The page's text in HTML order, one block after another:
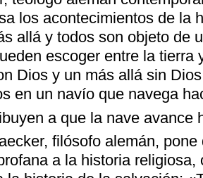
los acontecimientos de la
allá y todos son objeto de
escoger entre la tierra
Dios y un más allá sin
en un navío que navega
a que la nave avance
filósofo alemán,
a la historia